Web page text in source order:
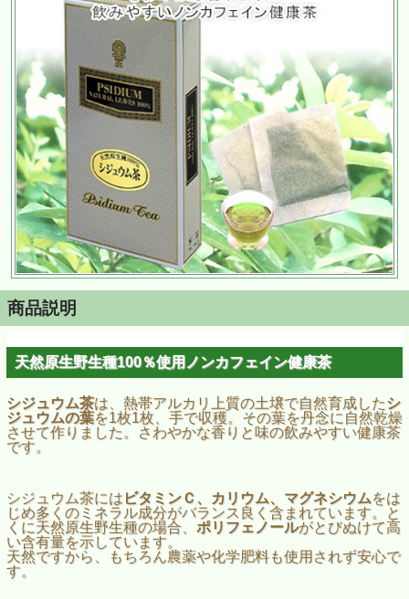
商品説明
天然原生野生種100％使用ノンカフェイン健康茶
シジュウム茶は、熱帯アルカリ上質の土壌で自然育成したシ
ジュウムの葉を1枚1枚、手で収穫。その葉を丹念に自然乾燥
させて作りました。さわやかな香りと味の飲みやすい健康茶
です。
シジュウム茶には ビタミンＣ、カリウム、マグネシウムをは
じめ多くのミネラル成分がバランス良く含まれています。と
くに天然原生野生種の場合、 ポリフェノールがとびぬけて高
い含有量を示しています。
天然ですから、もちろん農薬や化学肥料も使用されず安心で
す。